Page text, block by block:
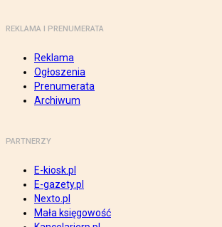
REKLAMA I PRENUMERATA
Reklama
Ogłoszenia
Prenumerata
Archiwum
PARTNERZY
E-kiosk.pl
E-gazety.pl
Nexto.pl
Mała księgowość